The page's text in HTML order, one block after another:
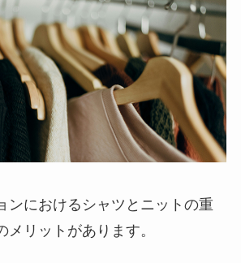
ンにおけるシャツとニットの重
メリットがあります。